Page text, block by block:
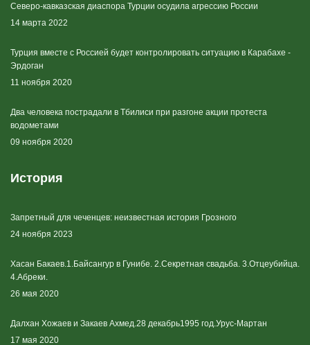
Северо-кавказская диаспора Турции осудила агрессию России
14 марта 2022
Турция вместе с Россией будет контролировать ситуацию в Карабахе -
Эрдоган
11 ноября 2020
Два человека пострадали в Тбилиси при разгоне акции протеста
водометами
09 ноября 2020
История
Запретный для чеченцев: неизвестная история Грозного
24 ноября 2023
Хасан Бакаев.1.Байсангур в Гунибе. 2.Секретная свадьба. 3.Отцеубийца.
4.Абреки.
26 мая 2020
Далхан Хожаев и Закаев Ахмед.28 декабрь1995 год.Урус-Мартан
17 мая 2020